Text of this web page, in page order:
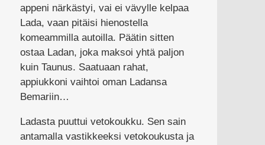
appeni närkästyi, vai ei vävylle kelpaa
Lada, vaan pitäisi hienostella
komeammilla autoilla. Päätin sitten
ostaa Ladan, joka maksoi yhtä paljon
kuin Taunus. Saatuaan rahat,
appiukkoni vaihtoi oman Ladansa
Bemariin…
Ladasta puuttui vetokoukku. Sen sain
antamalla vastikkeeksi vetokoukusta ja